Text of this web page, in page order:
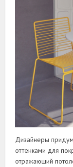
Дизайнеры
оттенками для
отражающий